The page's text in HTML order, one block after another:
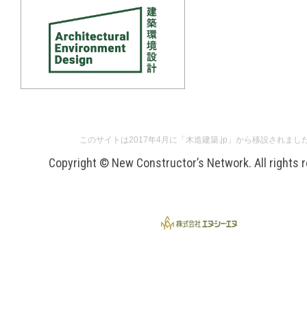
このサイトは2017年4月に「木造建築.jp」から移設されまし
Copyright © New Constructor’s Network. All rights